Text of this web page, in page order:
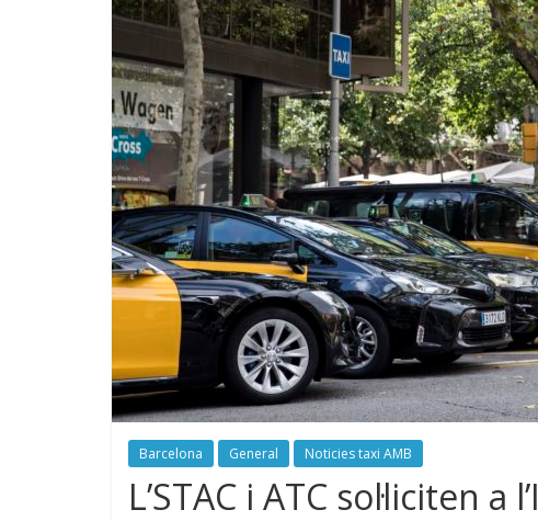
Barcelona General Noticies taxi AMB
L’STAC i ATC sol·liciten